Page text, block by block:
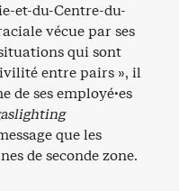
et-du-Centre-du-
vécue par ses
qui sont
entre pairs », il
de ses employé·es
que les
de seconde zone.